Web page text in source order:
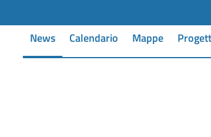
News Calendario Mappe